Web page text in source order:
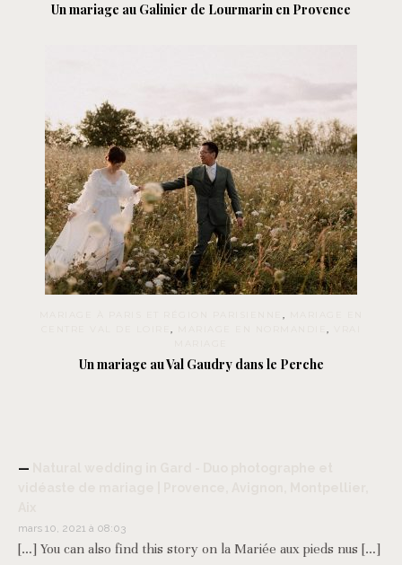
Un mariage au Galinier de Lourmarin en Provence
,
CENTRE VAL DE LOIRE, MARIAGE EN NORMANDIE,
Un mariage au Val Gaudry dans le Perche
mars 10, 2021 à 08:03
[…] You can also find this story on la Mariée aux pieds nus […]